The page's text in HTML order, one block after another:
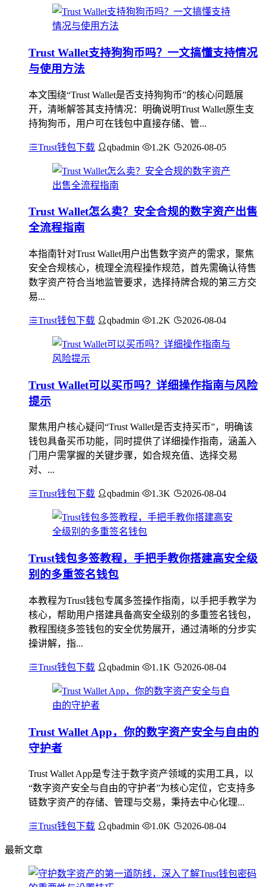
Trust Wallet支持狗狗币吗？一文搞懂支持情况
与使用方法
本文围绕“Trust Wallet是否支持狗狗币”的核心问题展
开，清晰解答其支持情况：明确说明Trust Wallet原生支
持狗狗币，用户可在钱包中直接存储、管...
Trust钱包下载 qbadmin 1.2K 2026-08-05
Trust Wallet怎么卖？安全合规的数字资产出售
全流程指南
本指南针对Trust Wallet用户出售数字资产的需求，聚焦
安全合规核心，梳理全流程操作规范，首先需确认待售
数字资产符合当地监管要求，选择持牌合规的第三方交
易...
Trust钱包下载 qbadmin 1.2K 2026-08-04
Trust Wallet可以买币吗？详细操作指南与风险
提示
聚焦用户核心疑问“Trust Wallet是否支持买币”，明确该
钱包具备买币功能，同时提供了详细操作指南，涵盖入
门用户需掌握的关键步骤，如合规充值、选择交易
对、...
Trust钱包下载 qbadmin 1.3K 2026-08-04
Trust钱包多签教程，手把手教你搭建高安全级
别的多重签名钱包
本教程为Trust钱包专属多签操作指南，以手把手教学为
核心，帮助用户搭建具备高安全级别的多重签名钱包，
教程围绕多签钱包的安全优势展开，通过清晰的分步实
操讲解，指...
Trust钱包下载 qbadmin 1.1K 2026-08-04
Trust Wallet App，你的数字资产安全与自由的
守护者
Trust Wallet App是专注于数字资产领域的实用工具，以
“数字资产安全与自由的守护者”为核心定位，它支持多
链数字资产的存储、管理与交易，秉持去中心化理...
Trust钱包下载 qbadmin 1.0K 2026-08-04
最新文章